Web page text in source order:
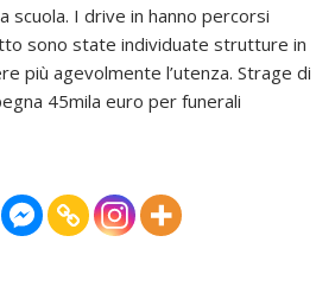
scuola. I drive in hanno percorsi
sono state individuate strutture in
più agevolmente l’utenza. Strage di
45mila euro per funerali